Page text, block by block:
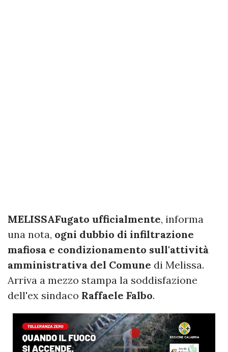
MELISSAFugato ufficialmente, informa
una nota, ogni dubbio di infiltrazione
mafiosa e condizionamento sull'attività
amministrativa del Comune di Melissa.
Arriva a mezzo stampa la soddisfazione
dell'ex sindaco Raffaele Falbo.